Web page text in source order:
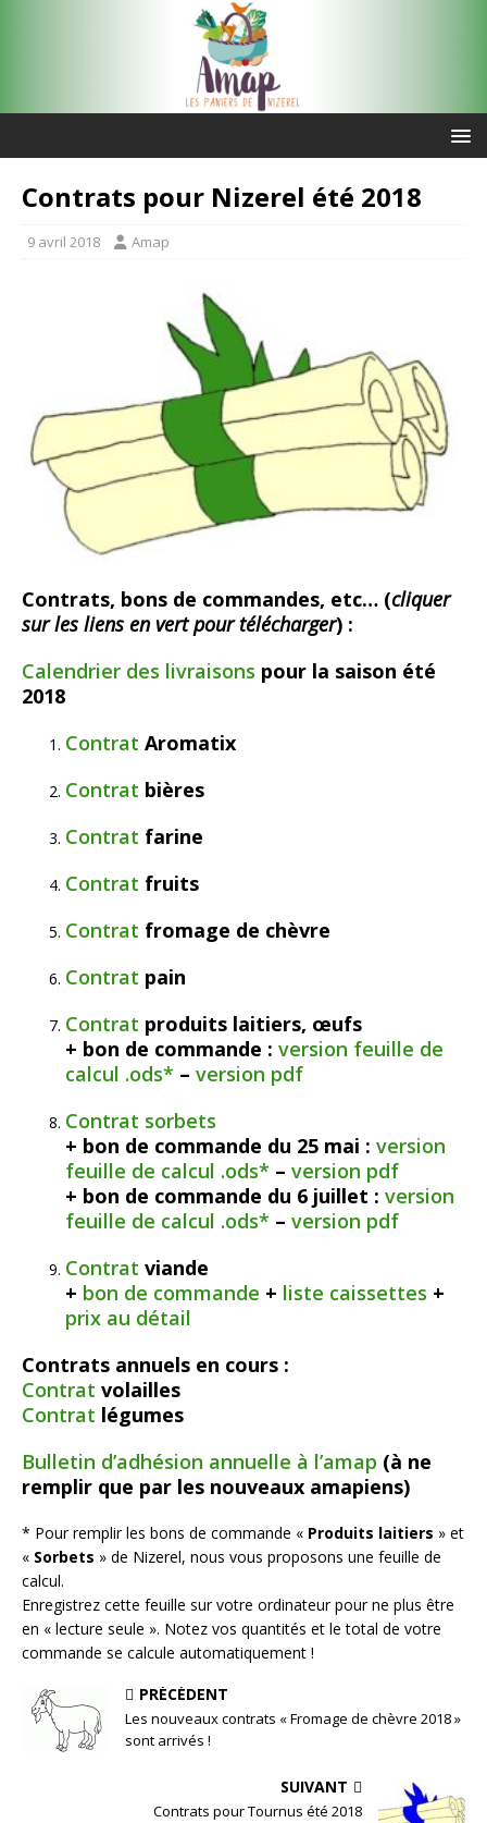
Contrats pour Nizerel été 2018
9 avril 2018 Amap
Contrats, bons de commandes, etc… (cliquer
sur les liens en vert pour télécharger) :
Calendrier des livraisons pour la saison été
2018
Contrat Aromatix
Contrat bières
Contrat farine
Contrat fruits
Contrat fromage de chèvre
Contrat pain
Contrat produits laitiers, œufs
+ bon de commande : version feuille de
calcul .ods* – version pdf
Contrat sorbets
+ bon de commande du 25 mai : version
feuille de calcul .ods* – version pdf
+ bon de commande du 6 juillet : version
feuille de calcul .ods* – version pdf
Contrat viande
+ bon de commande + liste caissettes +
prix au détail
Contrats annuels en cours :
Contrat volailles
Contrat légumes
Bulletin d’adhésion annuelle à l’amap (à ne
remplir que par les nouveaux amapiens)
* Pour remplir les bons de commande « Produits laitiers » et
« Sorbets » de Nizerel, nous vous proposons une feuille de
calcul.
Enregistrez cette feuille sur votre ordinateur pour ne plus être
en « lecture seule ». Notez vos quantités et le total de votre
commande se calcule automatiquement !
PRÉCÉDENT
Les nouveaux contrats « Fromage de chèvre 2018 »
sont arrivés !
SUIVANT
Contrats pour Tournus été 2018